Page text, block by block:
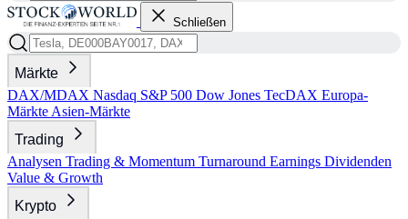
Schließen
Märkte
DAX/MDAX Nasdaq S&P 500 Dow Jones TecDAX Europa-
Märkte Asien-Märkte
Trading
Analysen Trading & Momentum Turnaround Earnings Dividenden
Value & Growth
Krypto